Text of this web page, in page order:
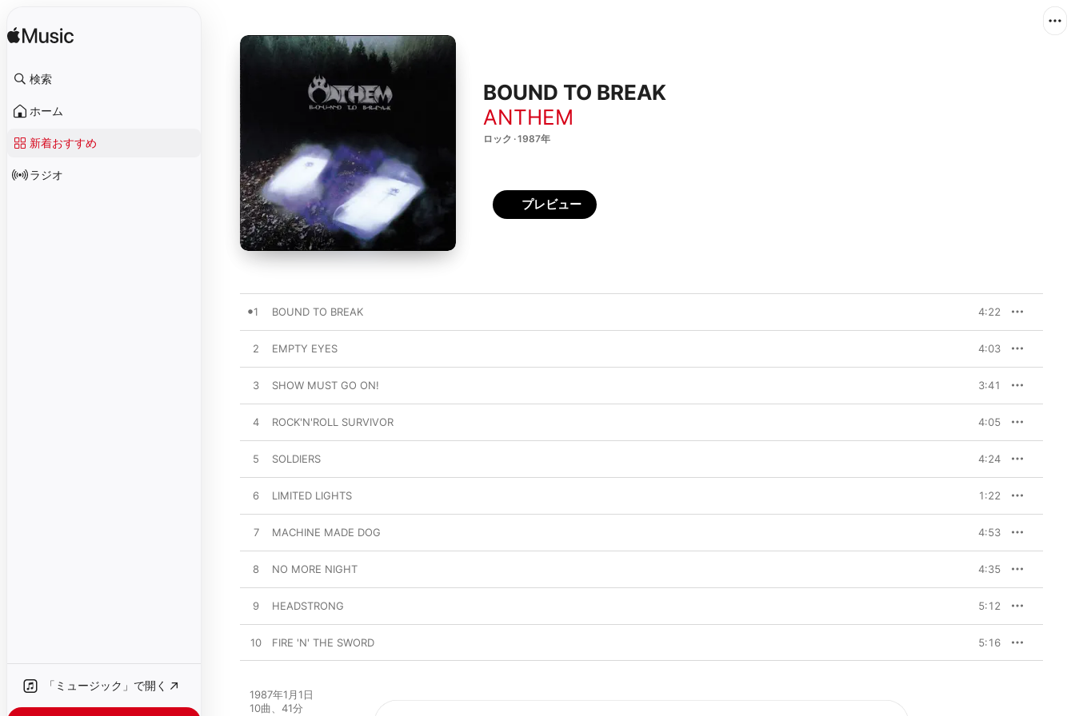
検索
ホーム
新着おすすめ
ラジオ
「ミュージック」で開く
BOUND TO BREAK
ANTHEM
ロック · 1987年
プレビュー
1 BOUND TO BREAK 4:22
2 EMPTY EYES 4:03
3 SHOW MUST GO ON! 3:41
4 ROCK'N'ROLL SURVIVOR 4:05
5 SOLDIERS 4:24
6 LIMITED LIGHTS 1:22
7 MACHINE MADE DOG 4:53
8 NO MORE NIGHT 4:35
9 HEADSTRONG 5:12
10 FIRE 'N' THE SWORD 5:16
1987年1月1日
10曲、41分